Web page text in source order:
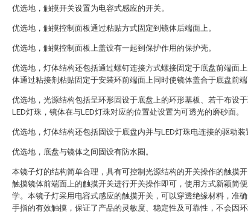
优选地，触摸开关设置为电容式感应的开关。
优选地，触摸控制面板通过粘贴方式固定到镜体后端面上。
优选地，触摸控制面板上盖设有一起到保护作用的保护壳。
优选地，灯体结构还包括通过螺钉连接方式螺接固定于底盘前端面
体通过粘接剂粘贴固定于安装环前端面上同时使镜体盖合于底盘前端
优选地，光源结构包括呈环形固设于底盘上的环形基板、若干布设
LED灯珠，镜体在与LED灯珠对应的位置处设置为可透光的磨砂面。
优选地，灯体结构还包括固设于底盘内并与LED灯珠电连接的驱动装
优选地，底盘与镜体之间固设有防水圈。
本镜子灯的结构简单合理，具有可控制光源结构的开关操作的触摸
触摸镜体前端面上的触摸开关进行开关操作即可，使用方式新颖简
学。本镜子灯采用电容式感应的触摸开关，可以穿透绝缘材料，准
手指的有效触摸，保证了产品的灵敏度、稳定性及可靠性，不会因